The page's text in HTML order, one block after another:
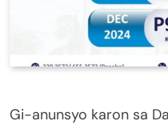
Gi-anunsyo karon sa